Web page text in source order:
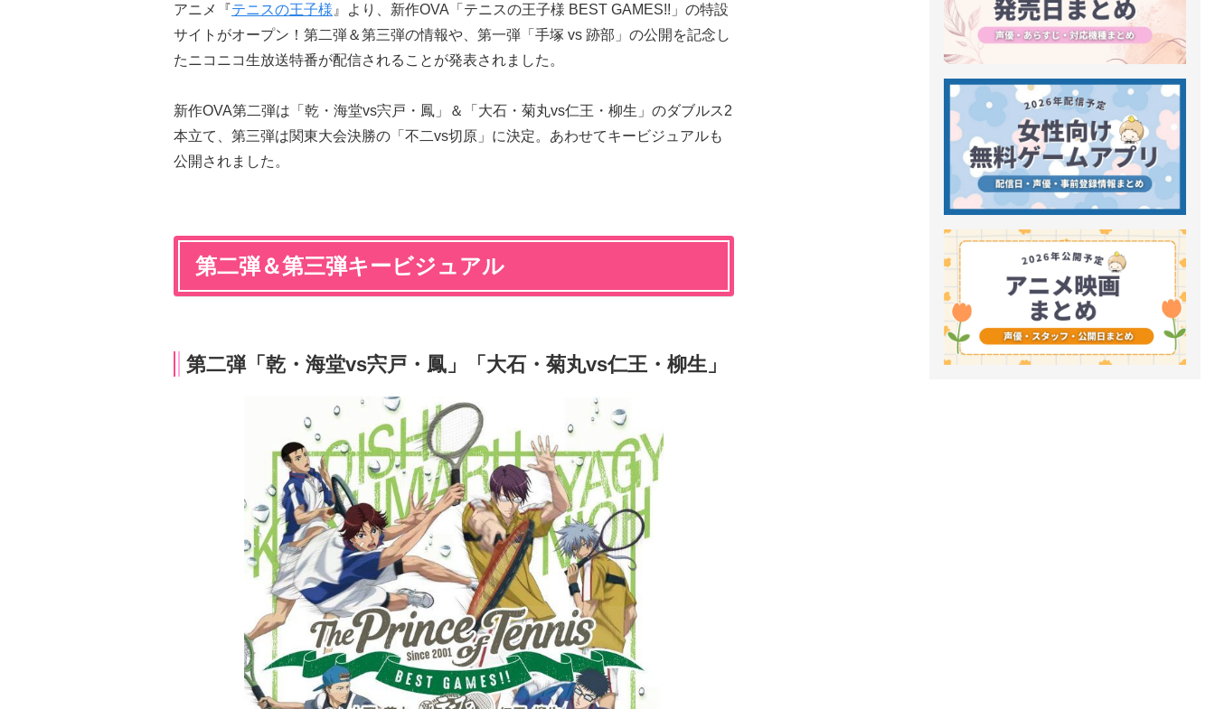
アニメ『テニスの王子様 』より、新作OVA「テニスの王子様 BEST GAMES!!」の特設
サイトがオープン！第二弾＆第三弾の情報や、第一弾「手塚 vs 跡部」の公開を記念し
たニコニコ生放送特番が配信されることが発表されました。
新作OVA第二弾は「乾・海堂vs宍戸・鳳」＆「大石・菊丸vs仁王・柳生」のダブルス2
本立て、第三弾は関東大会決勝の「不二vs切原」に決定。あわせてキービジュアルも
公開されました。
第二弾＆第三弾キービジュアル
第二弾「乾・海堂vs宍戸・鳳」「大石・菊丸vs仁王・柳生」